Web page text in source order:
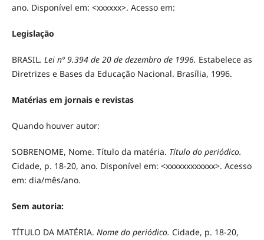
ano. Disponível em: <xxxxxx>. Acesso em:
Legislação
BRASIL. Lei nº 9.394 de 20 de dezembro de 1996. Estabelece as
Diretrizes e Bases da Educação Nacional. Brasília, 1996.
Matérias em jornais e revistas
Quando houver autor:
SOBRENOME, Nome. Título da matéria. Título do periódico.
Cidade, p. 18-20, ano. Disponível em: <xxxxxxxxxxxx>. Acesso
em: dia/mês/ano.
Sem autoria:
TÍTULO DA MATÉRIA. Nome do periódico. Cidade, p. 18-20,